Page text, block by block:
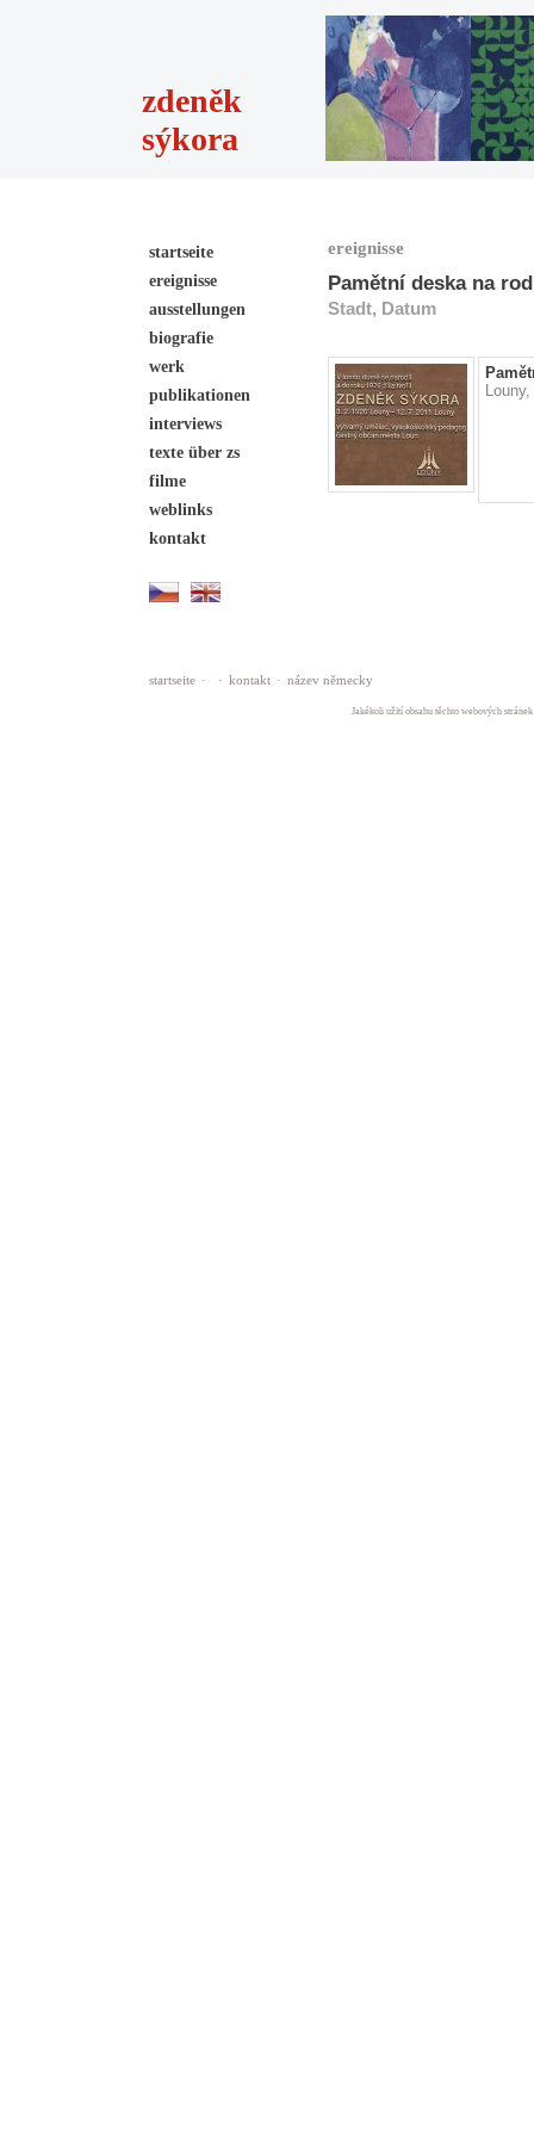
zdeněk
sýkora
startseite
ereignisse
ausstellungen
biografie
werk
publikationen
interviews
texte über zs
filme
weblinks
kontakt
ereignisse
Pamětní deska na
Stadt, Datum
startseite · · kontakt · název německy
Jakékoli užití obsahu těchto webových